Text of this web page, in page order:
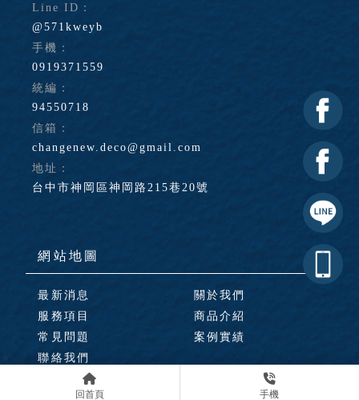
回首頁 手機
@571kweyb
0919371559
94550718
changenew.deco@gmail.com
台中市神岡區神岡路215巷20號
最新消息
關於我們
服務項目
商品介紹
常見問題
案例實績
聯絡我們
台中建材行 豐原建材行